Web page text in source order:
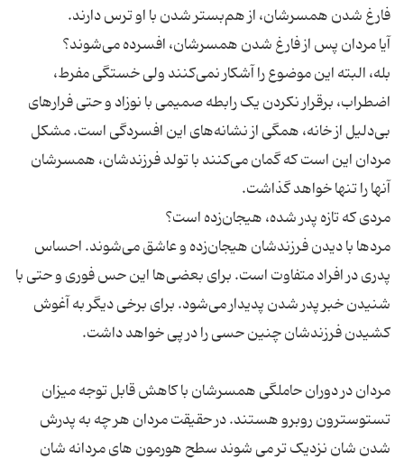
بله، البته این موضوع را آشکار نمی‌کنند ولی خستگی مفرط،
اضطراب، برقرار نکردن یک رابطه صمیمی با نوزاد و حتی فرارهای
بی‌دلیل از خانه، همگی از نشانه‌های این افسردگی است. مشکل
مردان این است که گمان می‌کنند با تولد فرزندشان، همسرشان
مردها با دیدن فرزندشان هیجان‌زده و عاشق می‌شوند. احساس
پدری در افراد متفاوت است. برای بعضی‌ها این حس فوری و حتی با
شنیدن خبر پدر شدن پدیدار می‌شود. برای برخی دیگر به آغوش
مردان در دوران حاملگی همسرشان با کاهش قابل توجه میزان
تستوسترون روبرو هستند. در حقیقت مردان هر چه به پدرش
شدن شان نزدیک تر می شوند سطح هورمون های مردانه شان